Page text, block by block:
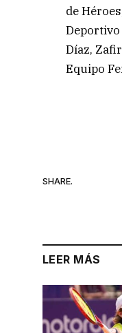
de
Deportivo
Díaz,
Equipo
SHARE.
LEER MÁS